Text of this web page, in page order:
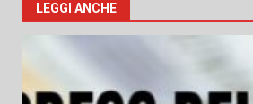
LEGGI ANCHE